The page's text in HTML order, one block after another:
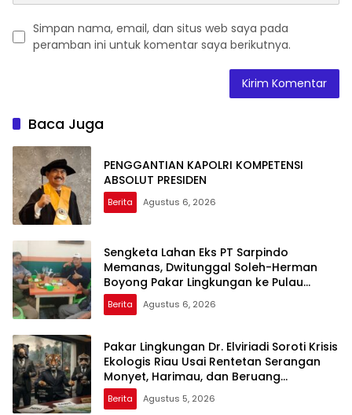
Simpan nama, email, dan situs web saya pada
peramban ini untuk komentar saya berikutnya.
Baca Juga
PENGGANTIAN KAPOLRI KOMPETENSI
ABSOLUT PRESIDEN
Berita Agustus 6, 2026
Sengketa Lahan Eks PT Sarpindo
Memanas, Dwitunggal Soleh-Herman
Boyong Pakar Lingkungan ke Pulau
Rupat
Berita Agustus 6, 2026
Pakar Lingkungan Dr. Elviriadi Soroti Krisis
Ekologis Riau Usai Rentetan Serangan
Monyet, Harimau, dan Beruang
Terhadap Warga
Berita Agustus 5, 2026